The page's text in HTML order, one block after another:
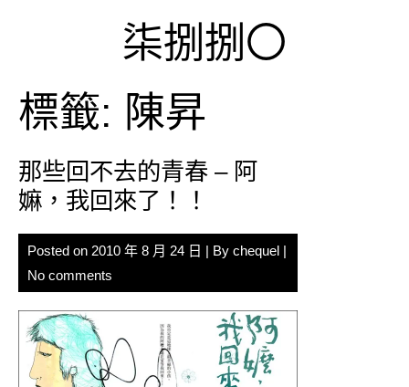
柒捌捌〇
標籤: 陳昇
那些回不去的青春 – 阿
嫲，我回來了！！
Posted on 2010 年 8 月 24 日 | By chequel |
No comments